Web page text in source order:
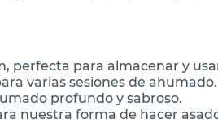
perfecta para almacenar y
varias sesiones de ahumado.
profundo y sabroso.
nuestra forma de hacer